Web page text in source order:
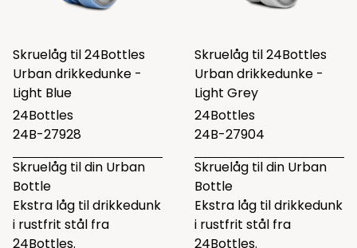
Skruelåg til 24Bottles
Urban drikkedunke -
Light Blue
24Bottles
24B-27928
Skruelåg til din Urban
Bottle
Ekstra låg til drikkedunk
i rustfrit stål fra
24Bottles.
Skruelåg til 24Bottles
Urban drikkedunke -
Light Grey
24Bottles
24B-27904
Skruelåg til din Urban
Bottle
Ekstra låg til drikkedunk
i rustfrit stål fra
24Bottles.